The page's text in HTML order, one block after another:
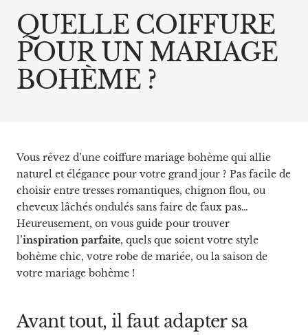
QUELLE COIFFURE
POUR UN MARIAGE
BOHÈME ?
Vous rêvez d’une coiffure mariage bohème qui allie
naturel et élégance pour votre grand jour ? Pas facile de
choisir entre tresses romantiques, chignon flou, ou
cheveux lâchés ondulés sans faire de faux pas…
Heureusement, on vous guide pour trouver
l’inspiration parfaite, quels que soient votre style
bohème chic, votre robe de mariée, ou la saison de
votre mariage bohème !
Avant tout, il faut adapter sa